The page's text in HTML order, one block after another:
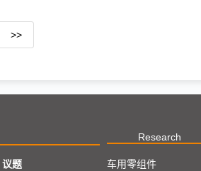
>>
Research
议题
车用零组件